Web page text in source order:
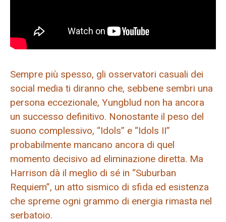
Sempre più spesso, gli osservatori casuali dei
social media ti diranno che, sebbene sembri una
persona eccezionale, Yungblud non ha ancora
un successo definitivo. Nonostante il peso del
suono complessivo, “Idols” e “Idols II”
probabilmente mancano ancora di quel
momento decisivo ad eliminazione diretta. Ma
Harrison dà il meglio di sé in “Suburban
Requiem”, un atto sismico di sfida ed esistenza
che spreme ogni grammo di energia rimasta nel
serbatoio.